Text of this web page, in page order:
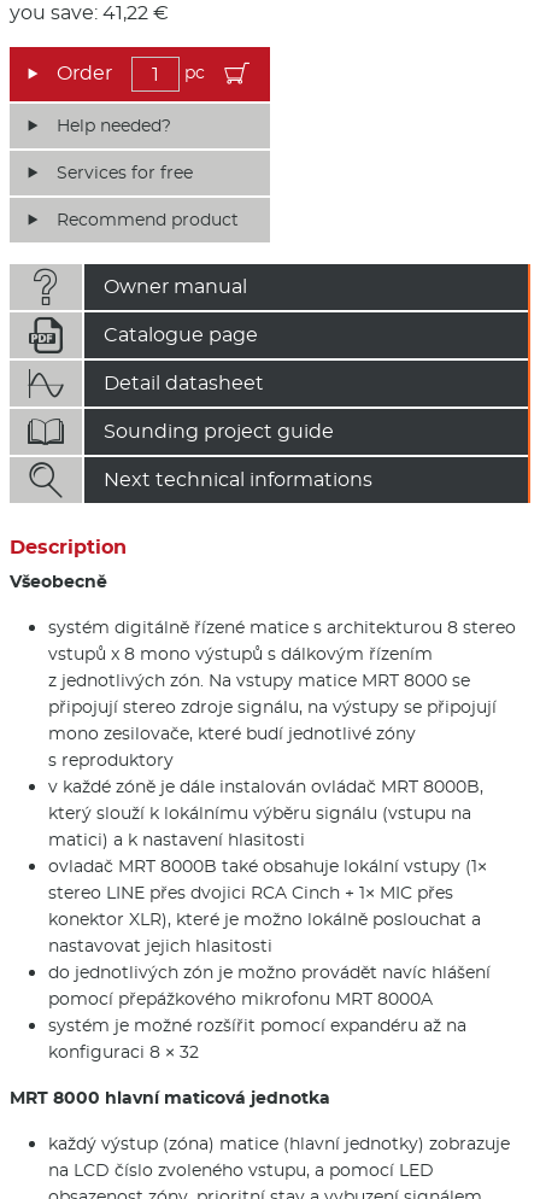
you save: 41,22 €
pc
Help needed?
Services for free
Recommend product
 Owner manual
 Catalogue page
 Detail datasheet
 Sounding project guide
 Next technical informations
Description
Všeobecně
systém digitálně řízené matice s architekturou 8 stereo
vstupů x 8 mono výstupů s dálkovým řízením
z jednotlivých zón. Na vstupy matice MRT 8000 se
připojují stereo zdroje signálu, na výstupy se připojují
mono zesilovače, které budí jednotlivé zóny
s reproduktory
v každé zóně je dále instalován ovládač MRT 8000B,
který slouží k lokálnímu výběru signálu (vstupu na
matici) a k nastavení hlasitosti
ovladač MRT 8000B také obsahuje lokální vstupy (1×
stereo LINE přes dvojici RCA Cinch + 1× MIC přes
konektor XLR), které je možno lokálně poslouchat a
nastavovat jejich hlasitosti
do jednotlivých zón je možno provádět navíc hlášení
pomocí přepážkového mikrofonu MRT 8000A
systém je možné rozšířit pomocí expandéru až na
konfiguraci 8 × 32
MRT 8000 hlavní maticová jednotka
každý výstup (zóna) matice (hlavní jednotky) zobrazuje
na LCD číslo zvoleného vstupu, a pomocí LED